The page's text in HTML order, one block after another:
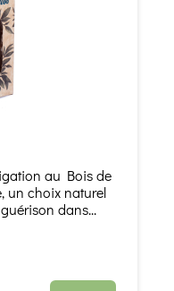
au Bois de
un choix naturel
dans...